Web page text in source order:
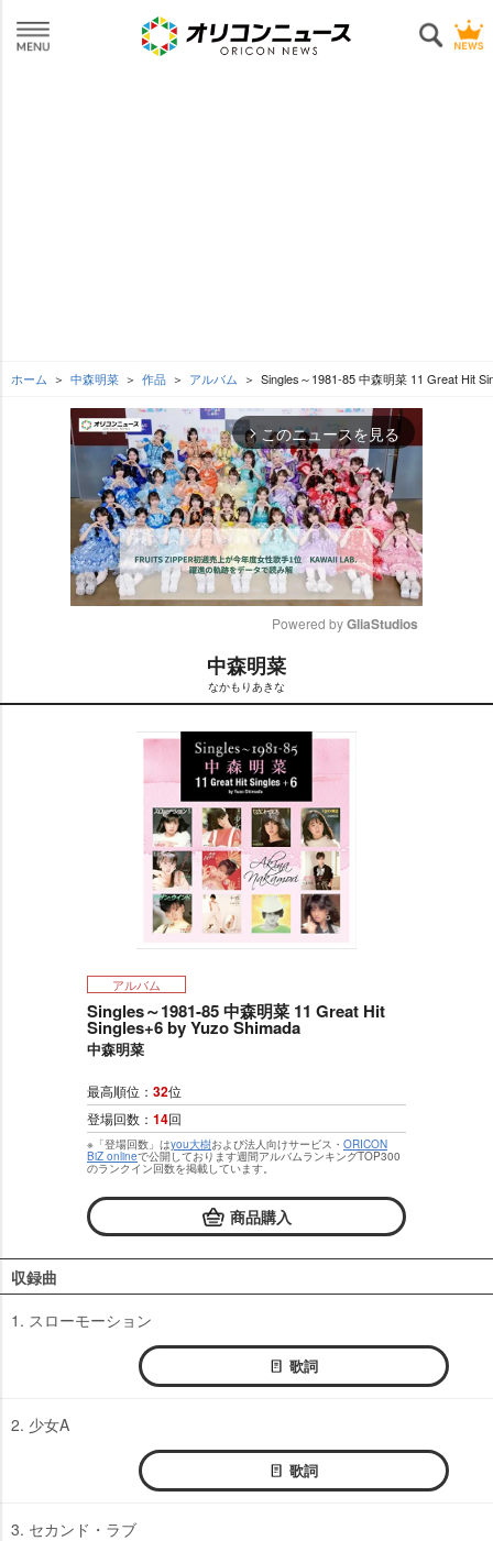
ホーム 中森明菜 作品 アルバム Singles～1981-85 中森明菜 11 Great Hit
arrow_forward_ios このニュースを見る
t
Powered by GliaStudios
中森明菜
なかもりあきな
アルバム
Singles～1981-85 中森明菜 11 Great Hit
Singles+6 by Yuzo Shimada
中森明菜
最高順位： 32位
登場回数： 14回
※「登場回数」はyou大樹および法人向けサービス・ ORICON
BiZ onlineで公開しております週間アルバムランキングTOP300
のランクイン回数を掲載しています。
商品購入
収録曲
1. スローモーション
歌詞
2. 少女A
歌詞
3. セカンド・ラブ